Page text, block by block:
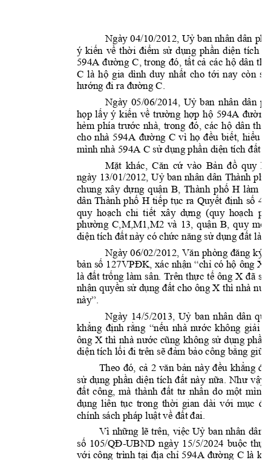
Ngày 04/10/2012, Uỷ ban nhân dân p
ý kiến về thời điểm sử dụng phần diện tích
594A đường C, trong đó, tất cả các hộ dân
C là hộ gia dình duy nhất cho tới nay còn
hướng đi ra đường C.
Ngày 05/06/2014, Uỷ ban nhân dân p
họp lấy ý kiến về trường hợp hộ 594A
hẻm phía trước nhà, trong đó, các hộ dân
cho nhà 594A đường C vì họ đều biết, hiểu
mình nhà 594A C sử dụng phần diện tích đất
Mặt khác, Căn cứ vào Bản đồ quy
ngày 13/01/2012, Uỷ ban nhân dân Thành
chung xây dựng quận B Thành phố H làm
dân Thành phố H tiếp tục ra Quyết định số
quy hoạch chi tiết xây dựng (quy hoạch
phường C,M,M1,M2 và 13, quận B, quy mô
diện tích đất này có chức năng sử dụng đất là
Ngày 06/02/2012, Văn phòng đăng ký
bản số 127VPĐK, xác nhận “chỉ có hộ ông X
là đất trống làm sân. Trên thực tế ông X đã sử
nhận quyền sử dụng đất cho ông X thì nhà
này”
Ngày 14/5/2013, Uỷ ban nhân dân q
khẳng định rằng “nếu nhà nước không giải
ông X thì nhà nước cũng không sử dụng phần
diện tích lối đi trên sẽ đảm bảo công bằng
Theo đó, cả 2 văn bản này đều khẳng
sử dụng phần diện tích đất này nữa. Như vậy,
đất công, mà thành đất tư nhân do một mình
dụng liên tục trong thời gian dài với mục
chính sách pháp luật về đất đai.
Vì những lẽ trên, việc Uỷ ban nhân dân
số 105/QĐ-UBND ngày 15/5/2024 buộc thực
với công trình tại địa chỉ 594A đường C là